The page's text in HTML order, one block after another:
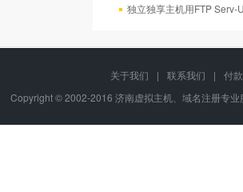
独立独享主机用FTP Serv-
关于我们 | 联系我们 |
付
Copyright © 2002-2016 济南虚拟主机、域名注册专